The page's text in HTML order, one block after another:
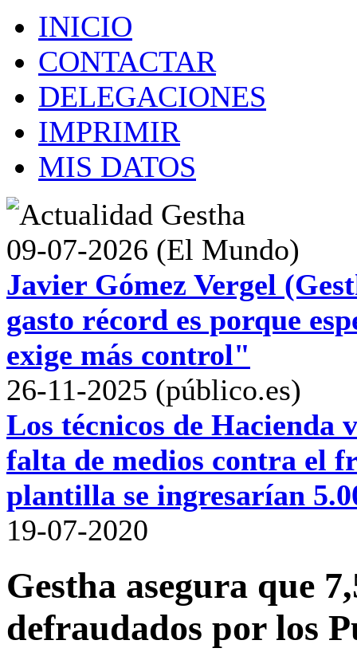
INICIO
CONTACTAR
DELEGACIONES
IMPRIMIR
MIS DATOS
09-07-2026 (El Mundo)
Javier Gómez Vergel
gasto récord es porque
exige más control"
26-11-2025 (público.es)
Los técnicos de Hacienda
falta de medios contra el
plantilla se ingresarían
19-07-2020
Gestha asegura que
defraudados por los